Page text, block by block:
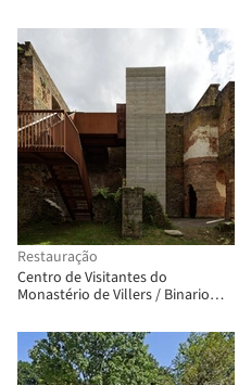
Restauração
Centro de Visitantes do
Monastério de Villers / Binario